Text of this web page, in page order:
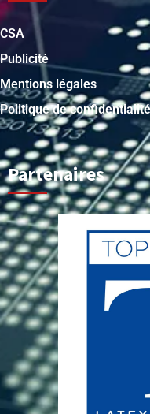
CSA
Publicité
Mentions légales
Politique de confidentialité
Partenaires